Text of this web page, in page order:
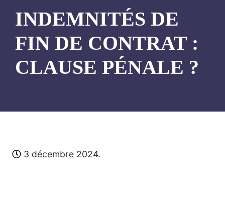
INDEMNITÉS DE
FIN DE CONTRAT :
CLAUSE PÉNALE ?
3 décembre 2024.